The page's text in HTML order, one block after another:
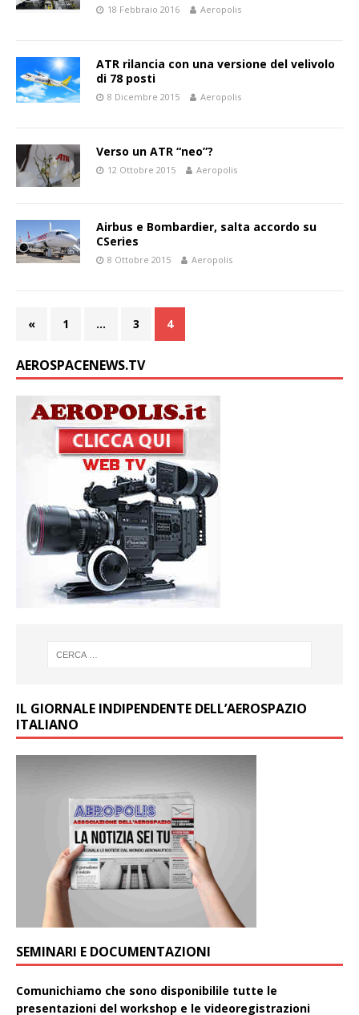
18 Febbraio 2016 Aeropolis
ATR rilancia con una versione del velivolo
di 78 posti
8 Dicembre 2015 Aeropolis
Verso un ATR “neo”?
12 Ottobre 2015 Aeropolis
Airbus e Bombardier, salta accordo su
CSeries
8 Ottobre 2015 Aeropolis
« 1 … 3 4
AEROSPACENEWS.TV
IL GIORNALE INDIPENDENTE DELL’AEROSPAZIO
ITALIANO
SEMINARI E DOCUMENTAZIONI
Comunichiamo che sono disponibilile tutte le
presentazioni del workshop e le videoregistrazioni